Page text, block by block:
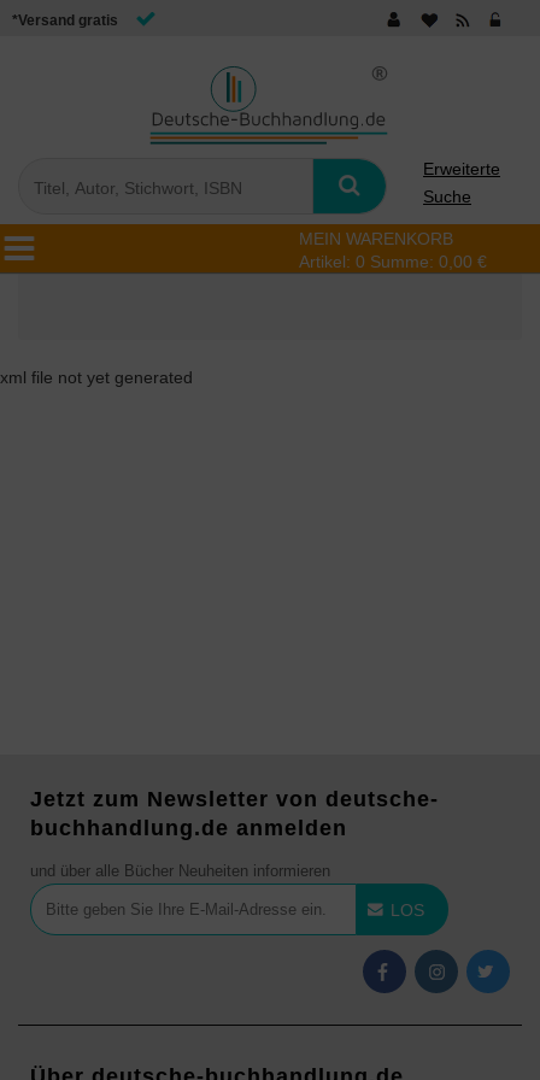
*Versand gratis
Erweiterte
Suche
MEIN WARENKORB
Artikel: 0 Summe: 0,00 €
xml file not yet generated
Jetzt zum Newsletter von deutsche-
buchhandlung.de anmelden
und über alle Bücher Neuheiten informieren
LOS